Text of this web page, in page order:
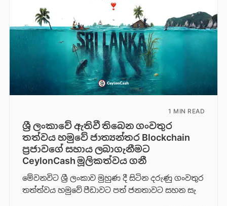
1 MIN READ
ශ්‍රී ලංකාවේ ඇතිවී තිබෙන ගංවතුර
තත්වය හමුවේ ජාත්‍යන්තර Blockchain
ප්‍රජාවගේ සහාය ලබාගැනීමට
CeylonCash මූලිකත්වය ග​නී
මේවනවිට ශ්‍රී ලංකාව මුහුණ දී සිටින දරුණු ගංවතුර
තත්ත්වය හමුවේ පීඩාවට පත් ජනතාවට සහන සැ